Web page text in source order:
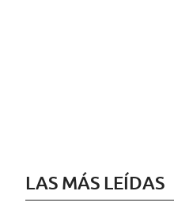
LAS MÁS LEÍDAS